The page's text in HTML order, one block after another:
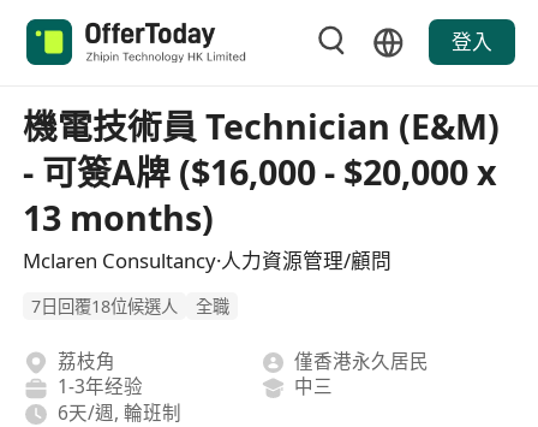
登入
機電技術員 Technician (E&M)
- 可簽A牌 ($16,000 - $20,000 x
13 months)
Mclaren Consultancy·人力資源管理/顧問
7日回覆18位候選人 全職
荔枝角
僅香港永久居民
1-3年经验
中三
6天/週, 輪班制